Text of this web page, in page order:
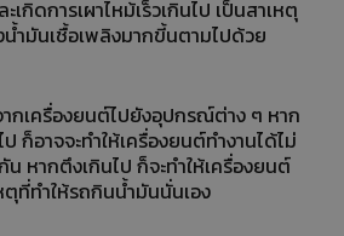
เกิดการเผาไหม้เร็วเกินไป เป็นสาเหตุ
ำมันเชื้อเพลิงมากขี้นตามไปด้วย
กเครื่องยนต์ไปยังอุปกรณ์ต่าง ๆ หาก
ก็อาจจะทำให้เครื่องยนต์ทำงานได้ไม่
หากตึงเกินไป ก็จะทำให้เครื่องยนต์
ตุที่ทำให้รถกินน้ำมันนั่นเอง